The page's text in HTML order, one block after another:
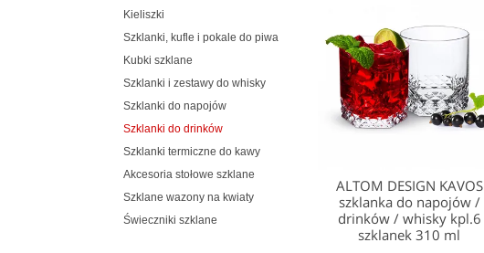
ALTOM DESIGN KAVOS
szklanka do napojów /
drinków / whisky kpl.6
szklanek 310 ml
Kieliszki
Szklanki, kufle i pokale do piwa
Kubki szklane
Szklanki i zestawy do whisky
Szklanki do napojów
Szklanki do drinków
Szklanki termiczne do kawy
Akcesoria stołowe szklane
Szklane wazony na kwiaty
Świeczniki szklane